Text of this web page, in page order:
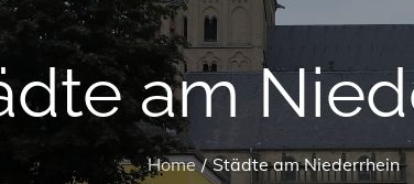
am
Home Städte am Niederrhein